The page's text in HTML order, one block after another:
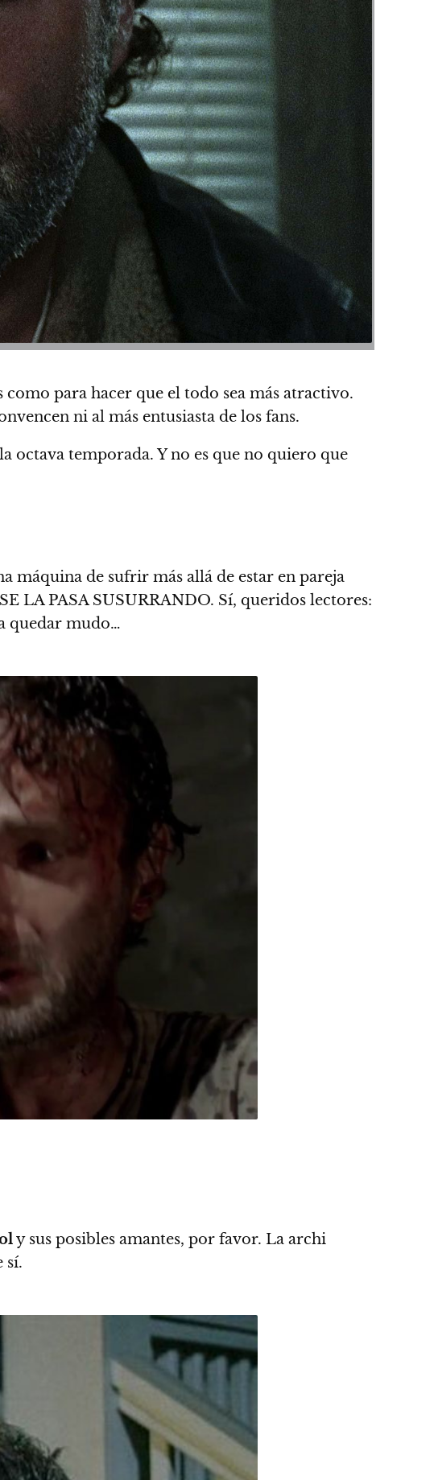
para hacer que el todo sea más atractivo.
ni al más entusiasta de los fans.
octava temporada. Y no es que no quiero que
máquina de sufrir más allá de estar en pareja
SE LA PASA SUSURRANDO. Sí, queridos lectores:
quedar mudo…
y sus posibles amantes, por favor. La archi
sí.